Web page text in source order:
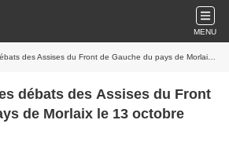
MENU
du Front de Gauche du pays de Morlaix le 13 octobre 2012 à Ploujean
débats des Assises du Front
de Morlaix le 13 octobre